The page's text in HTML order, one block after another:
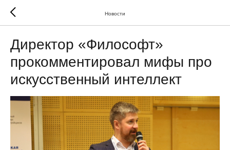
Новости
Директор «Философт»
прокомментировал мифы про
искусственный интеллект